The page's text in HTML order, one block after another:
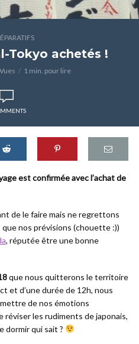
Tokyo achetés !
1 min. pour lire
est confirmée avec l’achat de
de le faire mais ne regrettons
nos prévisions (chouette :))
, réputée être une bonne
que nous quitterons le territoire
et d’une durée de 12h, nous
de nos émotions
réviser les rudiments de japonais,
dormir qui sait ?